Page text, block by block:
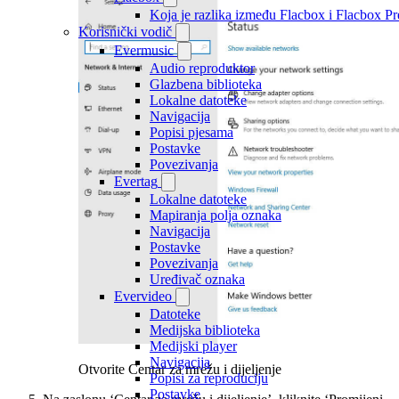
Koja je razlika između Flacbox i Flacbox
Korisnički vodič
Evermusic
Audio reproduktor
Glazbena biblioteka
Lokalne datoteke
Navigacija
Popisi pjesama
Postavke
Povezivanja
Evertag
Lokalne datoteke
Mapiranja polja oznaka
Navigacija
Postavke
Povezivanja
Uređivač oznaka
Evervideo
Datoteke
Medijska biblioteka
Medijski player
Navigacija
Popisi za reproduciju
Postavke
Otvorite Centar za mrežu i dijeljenje